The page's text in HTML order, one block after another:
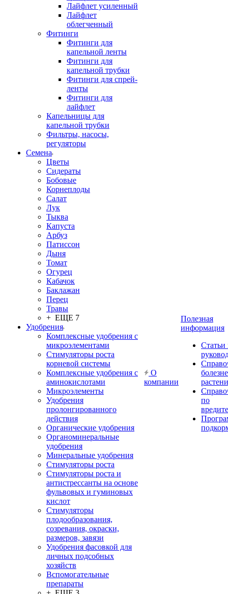
Лайфлет усиленный
Лайфлет
облегченный
Фитинги
Фитинги для
капельной ленты
Фитинги для
капельной трубки
Фитинги для спрей-
ленты
Фитинги для
лайфлет
Капельницы для
капельной трубки
Фильтры, насосы,
регуляторы
Семена
Цветы
Сидераты
Бобовые
Корнеплоды
Салат
Лук
Тыква
Капуста
Арбуз
Патиссон
Дыня
Томат
Огурец
Кабачок
Баклажан
Перец
Травы
+ ЕЩЕ 7
Удобрения
Комплексные удобрения с
микроэлементами
Стимуляторы роста
корневой системы
Комплексные удобрения с
аминокислотами
Микроэлементы
Удобрения
пролонгированного
действия
Органические удобрения
Органоминеральные
удобрения
Минеральные удобрения
Стимуляторы роста
Стимуляторы роста и
антистрессанты на основе
фульвовых и гуминовых
кислот
Стимуляторы
плодообразования,
созревания, окраски,
размеров, завязи
Удобрения фасовкой для
личных подсобных
хозяйств
Вспомогательные
препараты
О
компании
Полезная
информация
Статьи
по